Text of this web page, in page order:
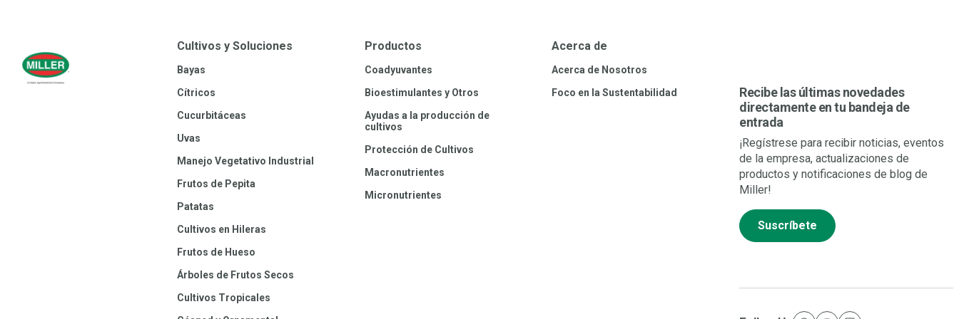
Cultivos y Soluciones
Bayas
Cítricos
Cucurbitáceas
Uvas
Manejo Vegetativo Industrial
Frutos de Pepita
Patatas
Cultivos en Hileras
Frutos de Hueso
Árboles de Frutos Secos
Cultivos Tropicales
Productos
Coadyuvantes
Bioestimulantes y Otros
Ayudas a la producción de
cultivos
Protección de Cultivos
Macronutrientes
Micronutrientes
Acerca de
Acerca de Nosotros
Foco en la Sustentabilidad
Recibe las últimas novedades
directamente en tu bandeja de
entrada
¡Regístrese para recibir noticias, eventos
de la empresa, actualizaciones de
productos y notificaciones de blog de
Miller!
Suscríbete